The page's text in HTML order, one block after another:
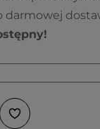
darmowej